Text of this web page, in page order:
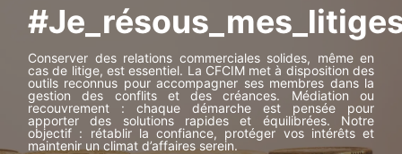
Conserver des relations commerciales solides, même en
cas de litige, est essentiel. La CFCIM met à disposition des
outils reconnus pour accompagner ses membres dans la
gestion des conflits et des créances. Médiation ou
recouvrement : chaque démarche est pensée pour
apporter des solutions rapides et équilibrées. Notre
objectif : rétablir la confiance, protéger vos intérêts et
maintenir un climat d’affaires serein.